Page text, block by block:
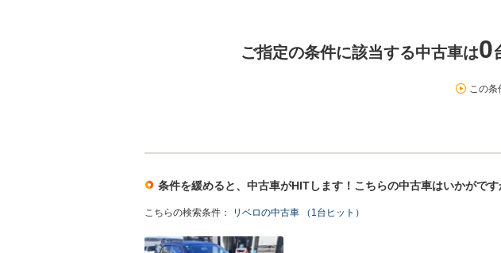
ご指定の条件に該当する中古車は0
この条
条件を緩めると、中古車がHITします！こちらの中古車はいかがです
こちらの検索条件： リベロの中古車 （1台ヒット）